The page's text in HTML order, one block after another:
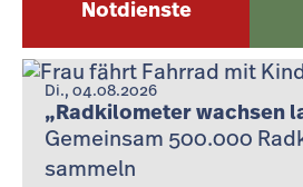
Notdienste
Di., 04.08.2026
„Radkilometer wachsen
Gemeinsam 500.000
sammeln